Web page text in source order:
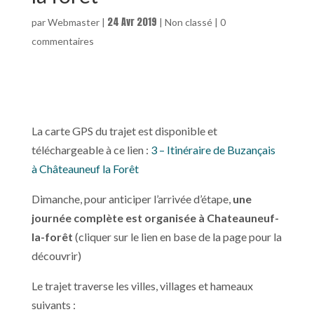
parWebmaster| 24 Avr 2019 | Non classé| 0
commentaires
La carte GPS du trajet est disponible et
téléchargeable à ce lien : 3 – Itinéraire de Buzançais
à Châteauneuf la Forêt
Dimanche, pour anticiper l’arrivée d’étape, une
journée complète est organisée à Chateauneuf-
la-forêt (cliquer sur le lien en base de la page pour la
découvrir)
Le trajet traverse les villes, villages et hameaux
suivants :